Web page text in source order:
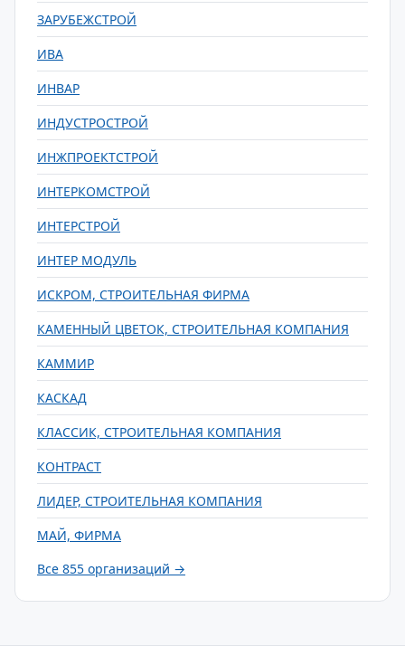
ЗАРУБЕЖСТРОЙ
ИВА
ИНВАР
ИНДУСТРОСТРОЙ
ИНЖПРОЕКТСТРОЙ
ИНТЕРКОМСТРОЙ
ИНТЕРСТРОЙ
ИНТЕР МОДУЛЬ
ИСКРОМ, СТРОИТЕЛЬНАЯ ФИРМА
КАМЕННЫЙ ЦВЕТОК, СТРОИТЕЛЬНАЯ КОМПАНИЯ
КАММИР
КАСКАД
КЛАССИК, СТРОИТЕЛЬНАЯ КОМПАНИЯ
КОНТРАСТ
ЛИДЕР, СТРОИТЕЛЬНАЯ КОМПАНИЯ
МАЙ, ФИРМА
Все 855 организаций →